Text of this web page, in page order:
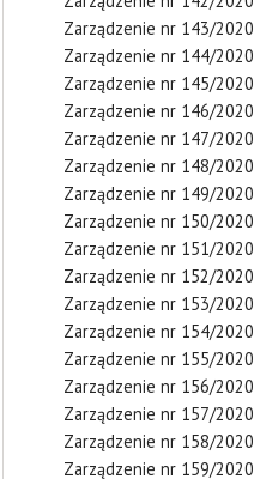
Zarządzenie nr 143/2020
Zarządzenie nr 144/2020
Zarządzenie nr 145/2020
Zarządzenie nr 146/2020
Zarządzenie nr 147/2020
Zarządzenie nr 148/2020
Zarządzenie nr 149/2020
Zarządzenie nr 150/2020
Zarządzenie nr 151/2020
Zarządzenie nr 152/2020
Zarządzenie nr 153/2020
Zarządzenie nr 154/2020
Zarządzenie nr 155/2020
Zarządzenie nr 156/2020
Zarządzenie nr 157/2020
Zarządzenie nr 158/2020
Zarządzenie nr 159/2020